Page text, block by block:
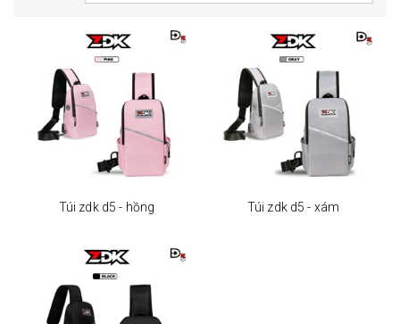
Túi zdk d5 - hồng Túi zdk d5 - xám